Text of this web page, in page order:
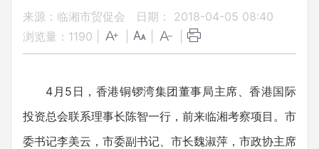
来源：临湘市贸促会
日期： 2018-04-05 08:40
浏览量： 1190
4月5日，香港铜锣湾集团董事局主席、香港国际
投资总会联系理事长陈智一行，前来临湘考察项目。市
委书记李美云，市委副书记、市长魏淑萍，市政协主席